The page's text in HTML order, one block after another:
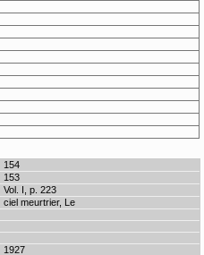
154
153
Vol. I, p. 223
ciel meurtrier, Le
1927